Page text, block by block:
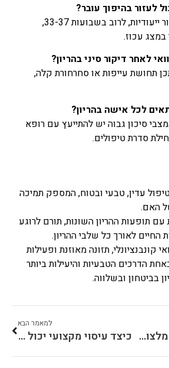
כן. קיימות נקודות דיקור ייעודיות, לרוב בשבועות 33-37,
במצג עכוז.
תחושת עייפות או סחרחורת קלה,
סיכון גבוה יש להתייעץ עם רופא
סדרת טיפולים.
טיפול עדין, טבעי ובטוח, המספק תמיכה
האם.
תופעות ההריון השונות, תורם לרוגע
לאורך כל שלבי ההריון.
תזונה מאוזנת ופעילות
הדרכים הטבעיות והיעילות ביותר
בביטחון ובשלווה.
תרופות סבתא מומלצות לעקיצות המגרדות
למאמר הבא
כיצד עיסוי מקצועי יכול לתרום לבריאותנו?